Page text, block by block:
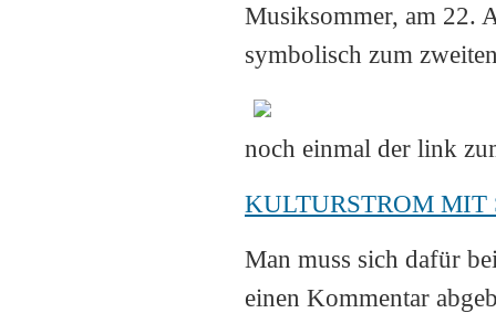
Musiksommer, am 22.
symbolisch zum
noch einmal der link
KULTURSTROM
Man muss sich dafür
einen Kommentar